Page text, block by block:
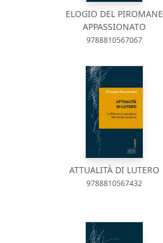
ELOGIO DEL PIROMANE
APPASSIONATO
9788810567067
ATTUALITÀ DI LUTERO
9788810567432